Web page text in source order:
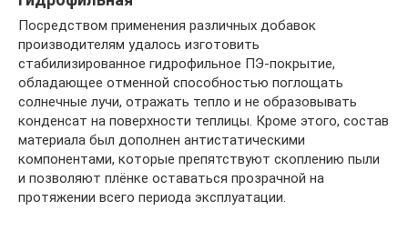
Посредством применения различных добавок
производителям удалось изготовить
стабилизированное гидрофильное ПЭ-покрытие,
обладающее отменной способностью поглощать
солнечные лучи, отражать тепло и не образовывать
конденсат на поверхности теплицы. Кроме этого, состав
материала был дополнен антистатическими
компонентами, которые препятствуют скоплению пыли
и позволяют плёнке оставаться прозрачной на
протяжении всего периода эксплуатации.